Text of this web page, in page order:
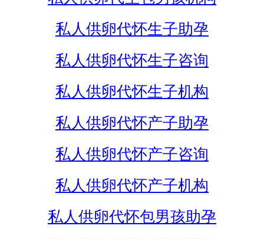
私人供卵代怀生子助孕
私人供卵代怀生子咨询
私人供卵代怀生子机构
私人供卵代怀产子助孕
私人供卵代怀产子咨询
私人供卵代怀产子机构
私人供卵代怀包男孩助孕